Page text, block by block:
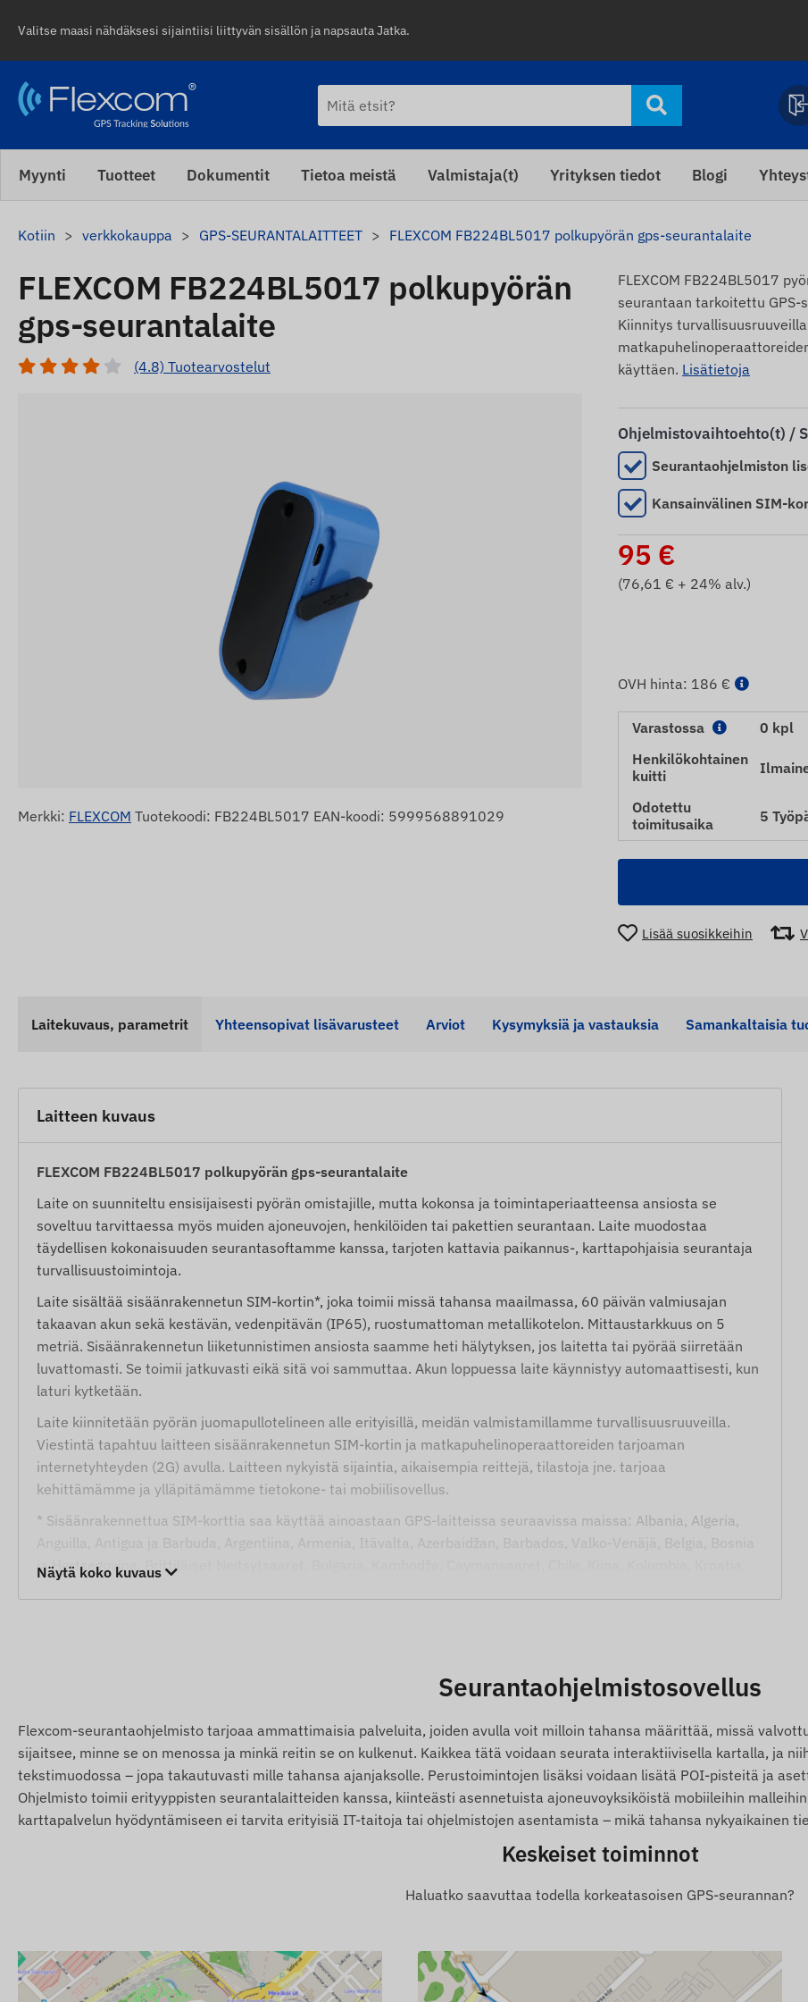
Valitse maasi nähdäksesi sijaintiisi liittyvän sisällön ja napsauta Jatka.
Myynti Tuotteet Dokumentit Tietoa meistä Valmistaja(t) Yrityksen tiedot Blogi
Kotiin verkkokauppa GPS-SEURANTALAITTEET FLEXCOM FB224BL5017 polkupyörän gps-seurantalaite
FLEXCOM FB224BL5017 polkupyörän
gps-seurantalaite
(4.8) Tuotearvostelut
Merkki: FLEXCOM Tuotekoodi: FB224BL5017 EAN-koodi: 5999568891029
FLEXCOM FB224BL5017
seurantaan tarkoitettu
Kiinnitys
käyttäen. Lisätietoja
Ohjelmistovaihtoehto(t) /
Seurantaohjelmiston
Kansainvälinen SIM-
95 €
(76,61 € + 24% alv.)
OVH hinta: 186 €
Varastossa
0 kpl
Henkilökohtainen
kuitti
Odotettu
toimitusaika
5
Lisää suosikkeihin
Laitekuvaus, parametrit Yhteensopivat lisävarusteet Arviot Kysymyksiä ja vastauksia Samankaltaisia
Laitteen kuvaus
FLEXCOM FB224BL5017 polkupyörän gps-seurantalaite
Laite on suunniteltu ensisijaisesti pyörän omistajille, mutta kokonsa ja toimintaperiaatteensa ansiosta se
soveltuu tarvittaessa myös muiden ajoneuvojen, henkilöiden tai pakettien seurantaan. Laite muodostaa
täydellisen kokonaisuuden seurantasoftamme kanssa, tarjoten kattavia paikannus-, karttapohjaisia seurantaja
turvallisuustoimintoja.
Laite sisältää sisäänrakennetun SIM-kortin*, joka toimii missä tahansa maailmassa, 60 päivän valmiusajan
takaavan akun sekä kestävän, vedenpitävän (IP65), ruostumattoman metallikotelon. Mittaustarkkuus on 5
metriä. Sisäänrakennetun liiketunnistimen ansiosta saamme heti hälytyksen, jos laitetta tai pyörää siirretään
luvattomasti. Se toimii jatkuvasti eikä sitä voi sammuttaa. Akun loppuessa laite käynnistyy automaattisesti, kun
laturi kytketään.
Laite kiinnitetään pyörän juomapullotelineen alle erityisillä, meidän valmistamillamme turvallisuusruuveilla.
Viestintä tapahtuu laitteen sisäänrakennetun SIM-kortin ja matkapuhelinoperaattoreiden tarjoaman
internetyhteyden (2G) avulla. Laitteen nykyistä sijaintia, aikaisempia reittejä, tilastoja jne. tarjoaa
kehittämämme ja ylläpitämämme tietokone- tai mobiilisovellus.
* Sisäänrakennettua SIM-korttia saa käyttää ainoastaan GPS-laitteissa seuraavissa maissa: Albania, Algeria,
Anguilla, Antigua ja Barbuda, Argentiina, Armenia, Itävalta, Azerbaidžan, Barbados, Valko-Venäjä, Belgia, Bosnia
ja Hertsegovina, Brittiläiset Neitsytsaaret, Bulgaria, Kambodža, Caymansaaret, Chile, Kiina, Kolumbia, Kroatia,
Uusi-Seelanti, Pohjois-Makedonia, Norja, Oman, Palestiina, Paraguay, Peru, Filippiinit, Puola, Portugali, Romania,
Venäjä, Saint Kitts ja Nevis, Saint Lucia, Saint Vincent ja Grenadiinit, Serbia, Slovakia, Slovenia, Etelä-Afrikka,
Espanja, Sri Lanka, Ruotsi, Sveitsi, Thaimaa, Tunisia, Turkki, Turks- ja Caicossaaret, Ukraina, Yhdistyneet
arabiemiirikunnat, USA, Vietnam, Hongkong
Palvelut ja ominaisuudet
Yhteistyö useiden satelliittijärjestelmien kanssa (GPS, GLONASS, GALILEO, BEIDOU)
Viestintä laitteen ja omistajan välillä GSM 2G -verkkojen kautta mikro-SIM-kortin avulla
Käynnistys, kun virta kytketään
Pöly- ja roiskevesitiivis kotelo (IP65)
Näytä koko kuvaus
Seurantaohjelmistosovellus
Flexcom-seurantaohjelmisto tarjoaa ammattimaisia palveluita, joiden avulla voit milloin tahansa määrittää, missä
sijaitsee, minne se on menossa ja minkä reitin se on kulkenut. Kaikkea tätä voidaan seurata interaktiivisella kartalla, ja
tekstimuodossa – jopa takautuvasti mille tahansa ajanjaksolle. Perustoimintojen lisäksi voidaan lisätä POI-pisteitä ja
Ohjelmisto toimii erityyppisten seurantalaitteiden kanssa, kiinteästi asennetuista ajoneuvoyksiköistä mobiileihin
karttapalvelun hyödyntämiseen ei tarvita erityisiä IT-taitoja tai ohjelmistojen asentamista – mikä tahansa nykyaikainen
Keskeiset toiminnot
Haluatko saavuttaa todella korkeatasoisen GPS-seurannan?